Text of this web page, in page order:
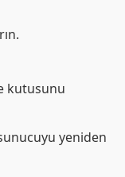
kutusunu
yeniden